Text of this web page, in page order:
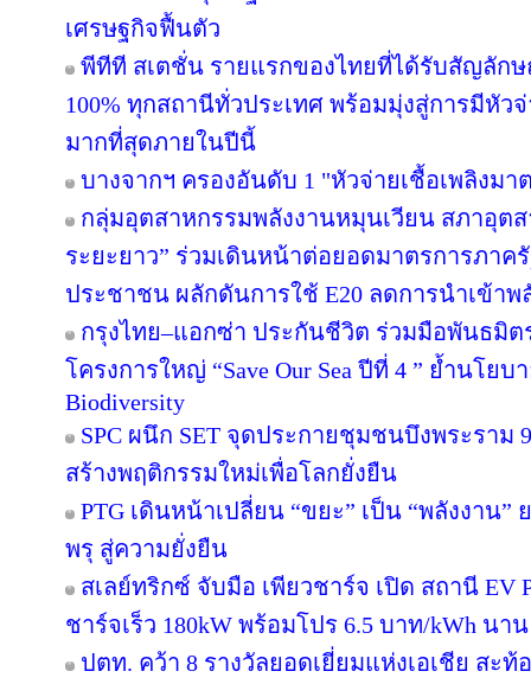
เศรษฐกิจฟื้นตัว
พีทีที สเตชั่น รายแรกของไทยที่ได้รับสัญลัก
100% ทุกสถานีทั่วประเทศ พร้อมมุ่งสู่การมีหัว
มากที่สุดภายในปีนี้
บางจากฯ ครองอันดับ 1 "หัวจ่ายเชื้อเพลิงม
กลุ่มอุตสาหกรรมพลังงานหมุนเวียน สภาอุตส
ระยะยาว” ร่วมเดินหน้าต่อยอดมาตรการภาค
ประชาชน ผลักดันการใช้ E20 ลดการนำเข้าพ
กรุงไทย–แอกซ่า ประกันชีวิต ร่วมมือพันธมิ
โครงการใหญ่ “Save Our Sea ปีที่ 4 ” ย้ำนโยบ
Biodiversity
SPC ผนึก SET จุดประกายชุมชนบึงพระรา
สร้างพฤติกรรมใหม่เพื่อโลกยั่งยืน
PTG เดินหน้าเปลี่ยน “ขยะ” เป็น “พลังงา
พรุ สู่ความยั่งยืน
สเลย์ทริกซ์ จับมือ เพียวชาร์จ เปิด สถานี EV
ชาร์จเร็ว 180kW พร้อมโปร 6.5 บาท/kWh นา
ปตท. คว้า 8 รางวัลยอดเยี่ยมแห่งเอเชีย สะ